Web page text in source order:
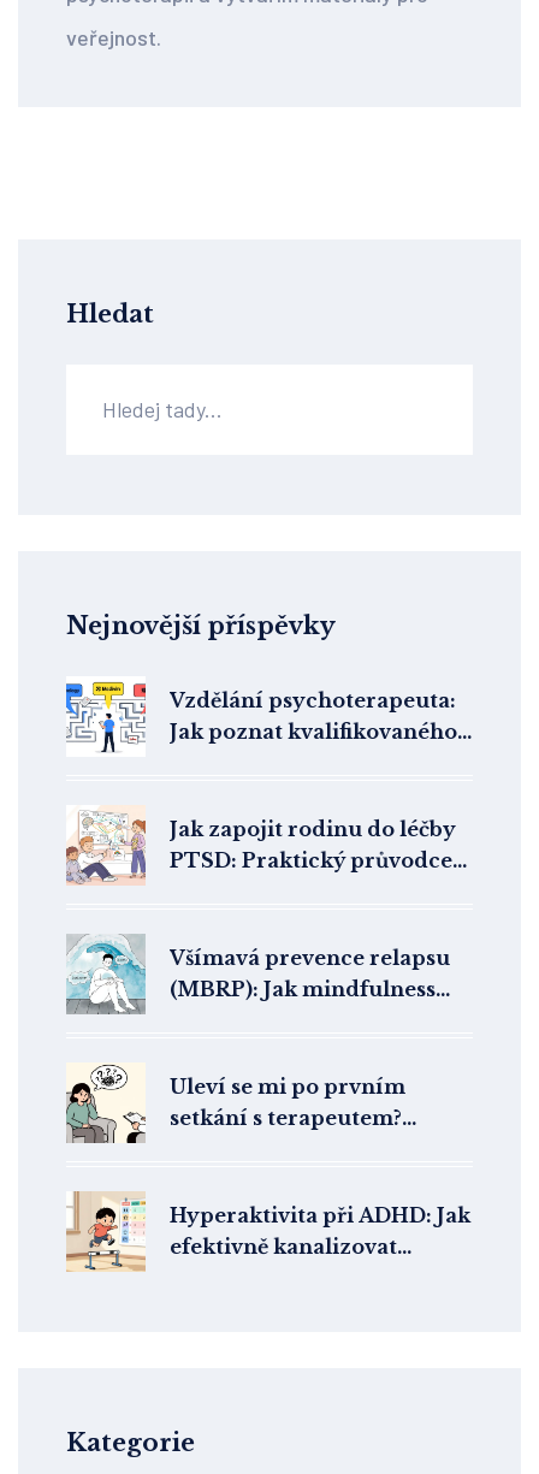
veřejnost.
Hledat
Nejnovější příspěvky
Vzdělání psychoterapeuta:
Jak poznat kvalifikovaného
Jak zapojit rodinu do léčby
PTSD: Praktický průvodce
Všímavá prevence relapsu
(MBRP): Jak mindfulness
Uleví se mi po prvním
setkání s terapeutem?
Hyperaktivita při ADHD: Jak
efektivně kanalizovat
Kategorie